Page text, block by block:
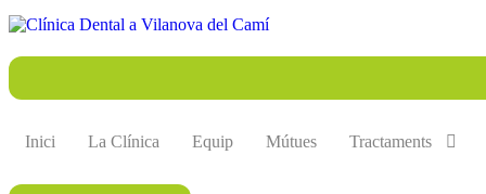
Inici La Clínica Equip Mútues Tractaments